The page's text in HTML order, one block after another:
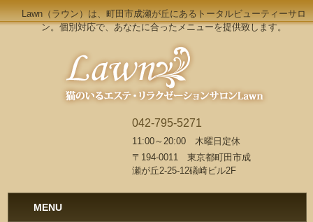
Lawn（ラウン）は、町田市成瀬が丘にあるトータルビューティーサロ
ン。個別対応で、あなたに合ったメニューを提供致します。
042-795-5271
11:00～20:00 木曜日定休
〒194-0011 東京都町田市成
瀬が丘2-25-12礒崎ビル2F
MENU